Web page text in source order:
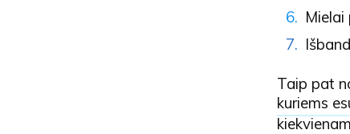
Taip pat
kuriems